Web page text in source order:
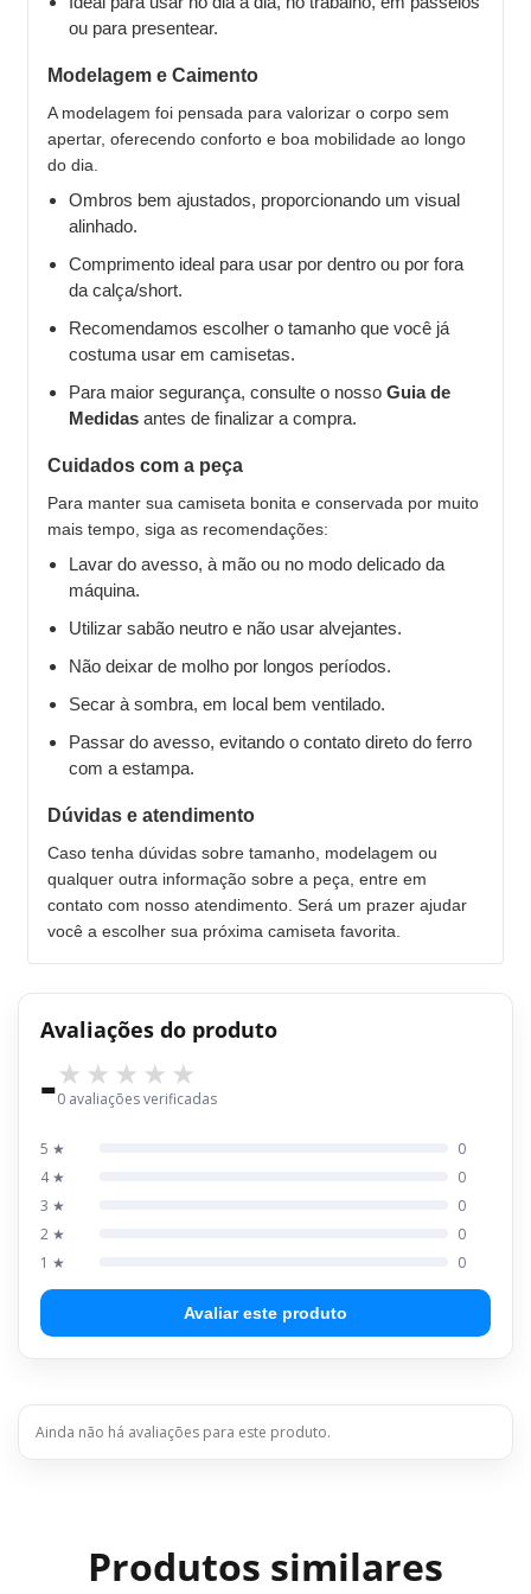
ou para presentear.
Modelagem e Caimento
A modelagem foi pensada para valorizar o corpo sem
apertar, oferecendo conforto e boa mobilidade ao longo
do dia.
Ombros bem ajustados, proporcionando um visual
alinhado.
Comprimento ideal para usar por dentro ou por fora
da calça/short.
Recomendamos escolher o tamanho que você já
costuma usar em camisetas.
Para maior segurança, consulte o nosso Guia de
Medidas antes de finalizar a compra.
Cuidados com a peça
Para manter sua camiseta bonita e conservada por muito
mais tempo, siga as recomendações:
Lavar do avesso, à mão ou no modo delicado da
máquina.
Utilizar sabão neutro e não usar alvejantes.
Não deixar de molho por longos períodos.
Secar à sombra, em local bem ventilado.
Passar do avesso, evitando o contato direto do ferro
com a estampa.
Dúvidas e atendimento
Caso tenha dúvidas sobre tamanho, modelagem ou
qualquer outra informação sobre a peça, entre em
contato com nosso atendimento. Será um prazer ajudar
você a escolher sua próxima camiseta favorita.
Avaliações do produto
-0 avaliações verificadas
5 ★
0
4 ★
0
3 ★
0
2 ★
0
1 ★
0
Avaliar este produto
Ainda não há avaliações para este produto.
Produtos similares